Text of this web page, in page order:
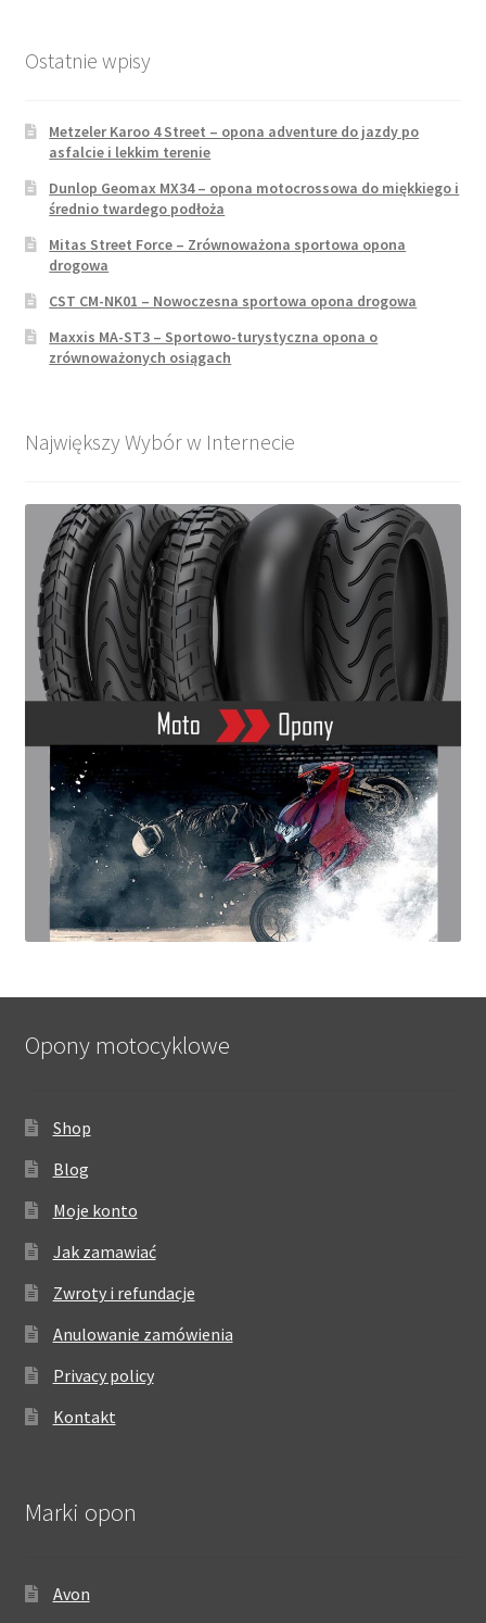
Ostatnie wpisy
Metzeler Karoo 4 Street – opona adventure do jazdy po
asfalcie i lekkim terenie
Dunlop Geomax MX34 – opona motocrossowa do miękkiego i
średnio twardego podłoża
Mitas Street Force – Zrównoważona sportowa opona
drogowa
CST CM-NK01 – Nowoczesna sportowa opona drogowa
Maxxis MA-ST3 – Sportowo-turystyczna opona o
zrównoważonych osiągach
Największy Wybór w Internecie
Opony motocyklowe
Shop
Blog
Moje konto
Jak zamawiać
Zwroty i refundacje
Anulowanie zamówienia
Privacy policy
Kontakt
Marki opon
Avon